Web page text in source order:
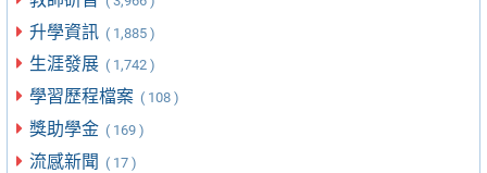
升學資訊 ( 1,885 )
生涯發展 ( 1,742 )
學習歷程檔案 ( 108 )
獎助學金 ( 169 )
流感新聞 ( 17 )